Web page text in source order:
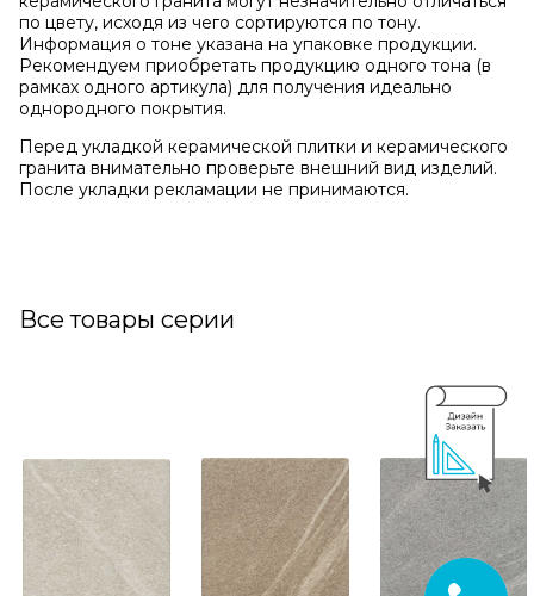
по цвету, исходя из чего сортируются по тону.
Информация о тоне указана на упаковке продукции.
Рекомендуем приобретать продукцию одного тона (в
рамках одного артикула) для получения идеально
однородного покрытия.
Перед укладкой керамической плитки и керамического
гранита внимательно проверьте внешний вид изделий.
После укладки рекламации не принимаются.
Все товары серии